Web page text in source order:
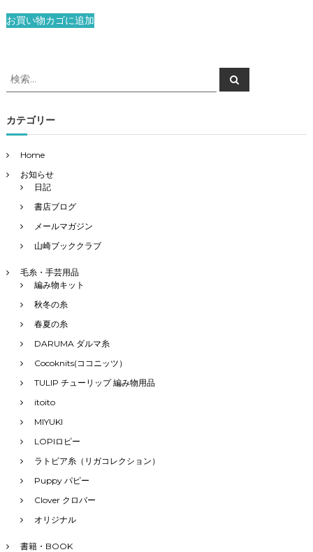
お買い物カゴに追加
検
索
象
:
検
索
カテゴリー
Home
お知らせ
日記
書店ブログ
メールマガジン
山崎ブッククラブ
毛糸・手芸用品
編み物キット
秋冬の糸
春夏の糸
DARUMA ダルマ糸
Cocoknits(ココニッツ）
TULIP チューリップ 編み物用品
itoito
MIYUKI
LOPIロピー
ラトビア糸（リガコレクション）
Puppy パピー
Clover クロバー
オリジナル
書籍・BOOK